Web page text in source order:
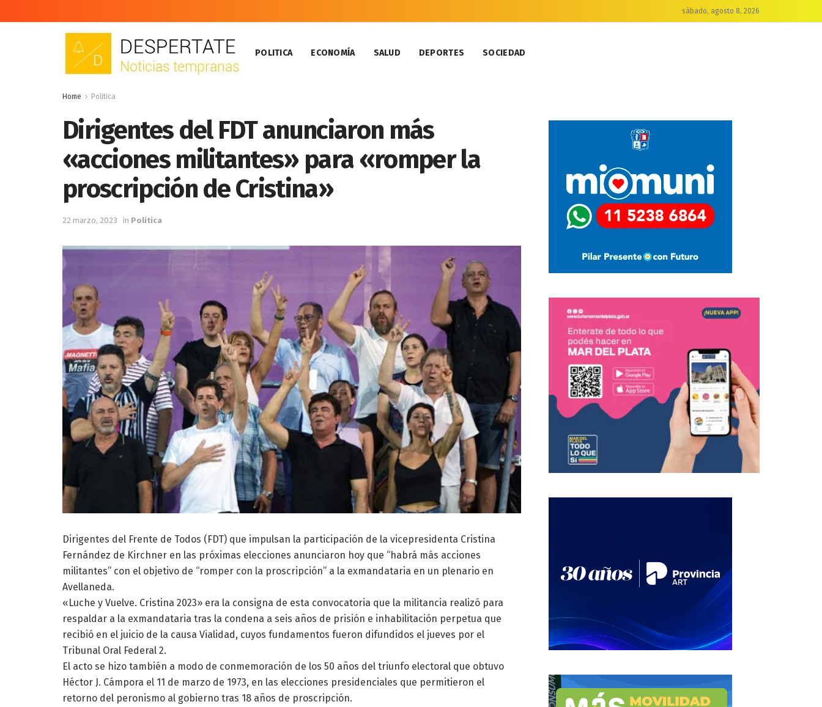
sábado, agosto 8, 2026
POLITICA ECONOMÍA SALUD DEPORTES SOCIEDAD
Home Politica
Dirigentes del FDT anunciaron más
«acciones militantes» para «romper la
proscripción de Cristina»
22 marzo, 2023 in Politica
Dirigentes del Frente de Todos (FDT) que impulsan la participación de la vicepresidenta Cristina
Fernández de Kirchner en las próximas elecciones anunciaron hoy que “habrá más acciones
militantes” con el objetivo de “romper con la proscripción” a la exmandataria en un plenario en
Avellaneda.
«Luche y Vuelve. Cristina 2023» era la consigna de esta convocatoria que la militancia realizó para
respaldar a la exmandataria tras la condena a seis años de prisión e inhabilitación perpetua que
recibió en el juicio de la causa Vialidad, cuyos fundamentos fueron difundidos el jueves por el
Tribunal Oral Federal 2.
El acto se hizo también a modo de conmemoración de los 50 años del triunfo electoral que obtuvo
Héctor J. Cámpora el 11 de marzo de 1973, en las elecciones presidenciales que permitieron el
retorno del peronismo al gobierno tras 18 años de proscripción.